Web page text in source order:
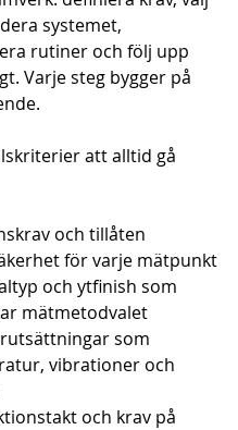
systemet,
rutiner och följ upp
Varje steg bygger på
att alltid gå
och tillåten
för varje mätpunkt
och ytfinish som
mätmetodvalet
som
vibrationer och
och krav på